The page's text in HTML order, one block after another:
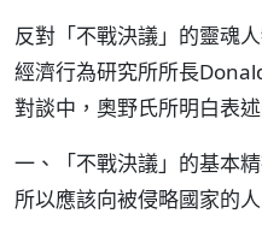
反對「不戰決議」的靈魂
經濟行為研究所所長
對談中，奧野氏所明白表
一、「不戰決議」的基本
所以應該向被侵略國家的